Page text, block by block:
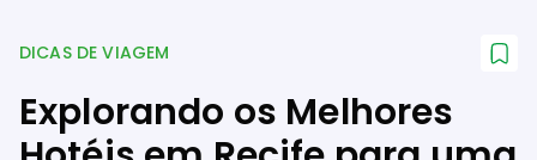
DICAS DE VIAGEM
Explorando os Melhores